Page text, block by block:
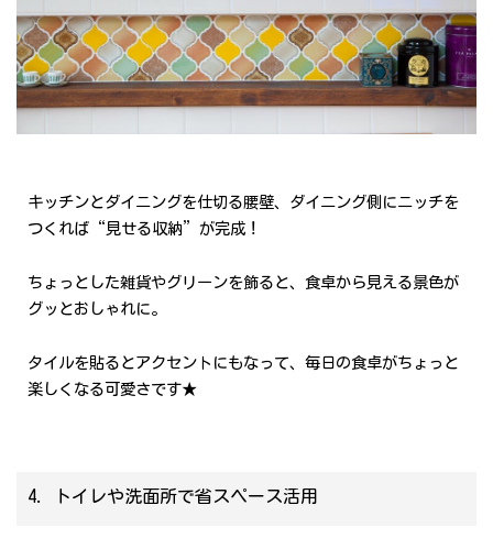
キッチンとダイニングを仕切る腰壁、ダイニング側にニッチを
つくれば“見せる収納”が完成！
ちょっとした雑貨やグリーンを飾ると、食卓から見える景色が
グッとおしゃれに。
タイルを貼るとアクセントにもなって、毎日の食卓がちょっと
楽しくなる可愛さです★
4. トイレや洗面所で省スペース活用